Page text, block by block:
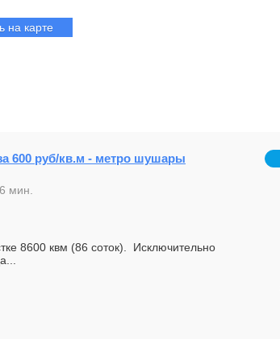
на карте
600 руб/кв.м - метро шушары
мин.
8600 квм (86 соток). Исключительно